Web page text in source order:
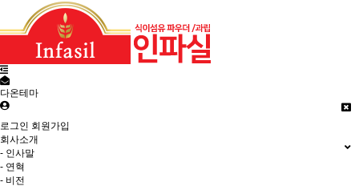
다온테마
로그인 회원가입
회사소개
- 인사말
- 연혁
- 비전